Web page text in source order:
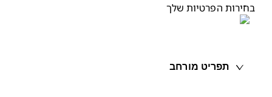
הפרטיות שלך
תפריט מורחב